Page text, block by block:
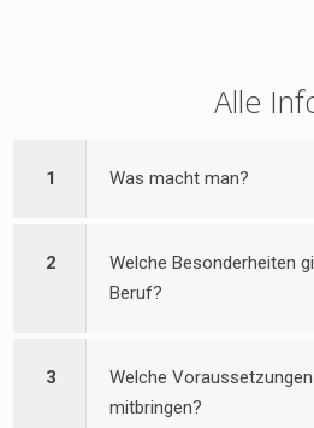
Alle
1 Was macht man?
2
Welche Besonderheiten
Beruf?
3
Welche
mitbringen?